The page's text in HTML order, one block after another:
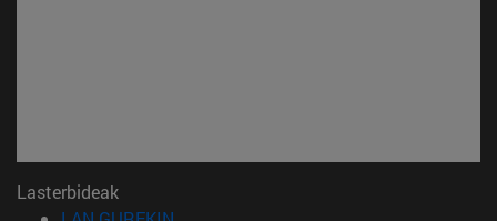
Lasterbideak